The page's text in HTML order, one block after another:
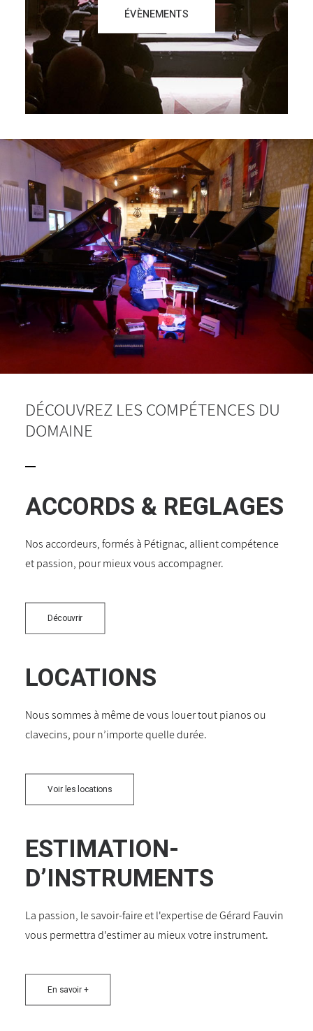
ÉVÈNEMENTS
DÉCOUVREZ LES COMPÉTENCES DU
DOMAINE
ACCORDS & REGLAGES
Nos accordeurs, formés à Pétignac, allient compétence
et passion, pour mieux vous accompagner.
Découvrir
LOCATIONS
Nous sommes à même de vous louer tout pianos ou
clavecins, pour n’importe quelle durée.
Voir les locations
ESTIMATION-
D’INSTRUMENTS
La passion, le savoir-faire et l'expertise de Gérard Fauvin
vous permettra d'estimer au mieux votre instrument.
En savoir +